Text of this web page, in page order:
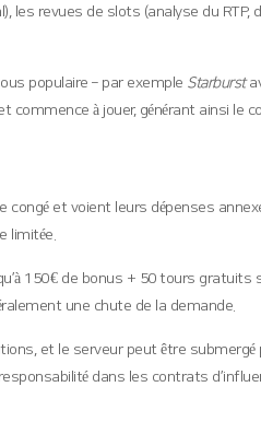
les revues de slots (analyse du
populaire – par exemple Starburst
à jouer, générant ainsi le
et voient leurs dépenses
limitée.
150 € de bonus + 50 tours
une chute de la demande.
et le serveur peut être
dans les contrats